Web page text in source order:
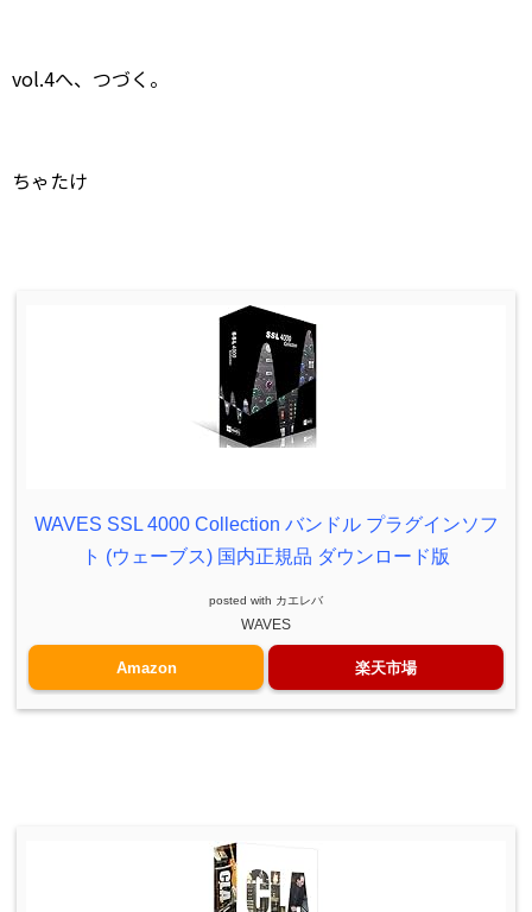
vol.4へ、つづく。
ちゃたけ
WAVES SSL 4000 Collection バンドル プラグインソフ
ト (ウェーブス) 国内正規品 ダウンロード版
posted with カエレバ
WAVES
Amazon 楽天市場